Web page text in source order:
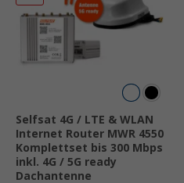
Selfsat 4G / LTE & WLAN
Internet Router MWR 4550
Komplettset bis 300 Mbps
inkl. 4G / 5G ready
Dachantenne